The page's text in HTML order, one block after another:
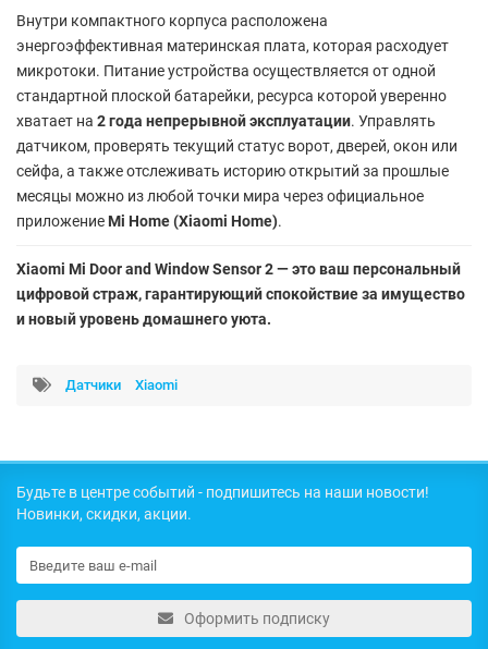
Внутри компактного корпуса расположена
энергоэффективная материнская плата, которая расходует
микротоки. Питание устройства осуществляется от одной
стандартной плоской батарейки, ресурса которой уверенно
хватает на 2 года непрерывной эксплуатации. Управлять
датчиком, проверять текущий статус ворот, дверей, окон или
сейфа, а также отслеживать историю открытий за прошлые
месяцы можно из любой точки мира через официальное
приложение Mi Home (Xiaomi Home).
Xiaomi Mi Door and Window Sensor 2 — это ваш персональный
цифровой страж, гарантирующий спокойствие за имущество
и новый уровень домашнего уюта.
Датчики Xiaomi
Будьте в центре событий - подпишитесь на наши новости!
Новинки, скидки, акции.
Оформить подписку